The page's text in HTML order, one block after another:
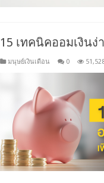
15 เทคนิคออมเงินง่
มนุษย์เงินเดือน 0